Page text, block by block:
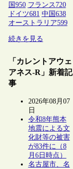
国950 フランス 720
ドイツ681 中国638
オーストラリア599
続きを見る
「カレントアウェ
アネス-R」新着記
事
2026年08月07
日
令和8年熊本
地震による文
化財等の被害
が83件に（8
月6日時点）
名古屋市、名